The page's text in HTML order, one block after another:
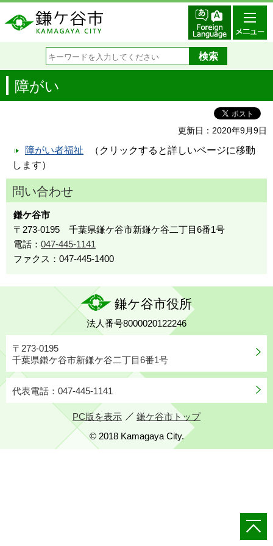
障がい
更新日：2020年9月9日
障がい者福祉
（クリックすると詳しいページに移動
します）
問い合わせ
鎌ケ谷市
〒273-0195 千葉県鎌ケ谷市新鎌ケ谷二丁目6番1号
電話： 047-445-1141
ファクス：047-445-1400
鎌ケ谷市役所
法人番号8000020122246
〒273-0195
千葉県鎌ケ谷市新鎌ケ谷二丁目6番1号
代表電話：047-445-1141
PC版を表示
鎌ケ谷市トップ
© 2018 Kamagaya City.